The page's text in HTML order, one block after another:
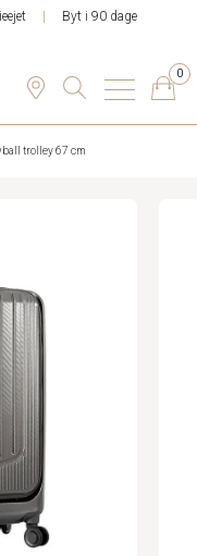
Byt i 90 dage
0
trolley 67 cm